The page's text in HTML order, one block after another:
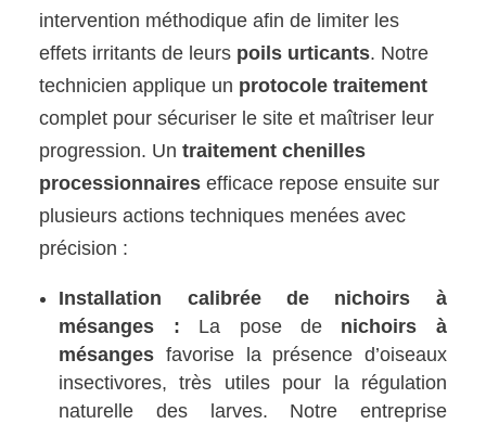
intervention méthodique afin de limiter les
effets irritants de leurs poils urticants. Notre
technicien applique un protocole traitement
complet pour sécuriser le site et maîtriser leur
progression. Untraitement chenilles
processionnaires efficace repose ensuite sur
plusieurs actions techniques menées avec
précision :
Installation calibrée de nichoirs à
mésanges : La pose de nichoirs à
mésanges favorise la présence d’oiseaux
insectivores, très utiles pour la régulation
naturelle des larves. Notre entreprise